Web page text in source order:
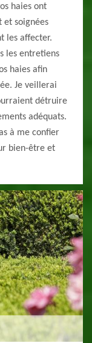
haies ont
et soignées
les affecter.
les entretiens
haies afin
Je veillerai
détruire
adéquats.
à me confier
bien-être et